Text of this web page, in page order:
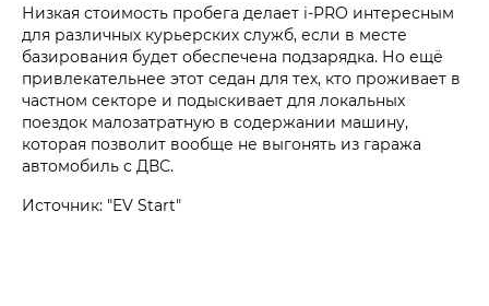
Низкая стоимость пробега делает i‑PRO интересным
для различных курьерских служб, если в месте
базирования будет обеспечена подзарядка. Но ещё
привлекательнее этот седан для тех, кто проживает в
частном секторе и подыскивает для локальных
поездок малозатратную в содержании машину,
которая позволит вообще не выгонять из гаража
автомобиль с ДВС.
Источник: "EV Start"